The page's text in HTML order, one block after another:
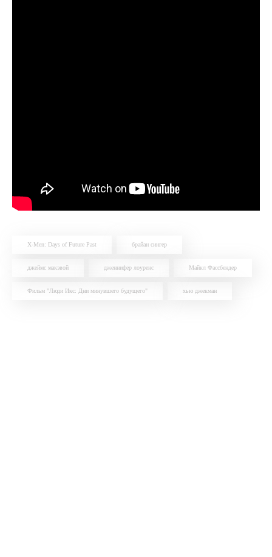
X-Men: Days of Future Past брайан сингер
джеймс макэвой дженнифер лоуренс Майкл Фассбендер
Фильм "Люди Икс: Дни минувшего будущего" хью джекман